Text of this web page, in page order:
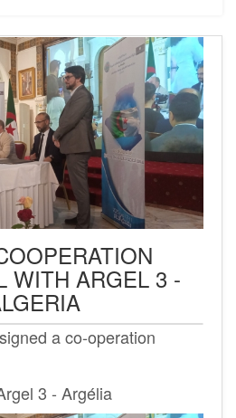
WITH ARGEL 3 -
a co-operation
3 - Argélia